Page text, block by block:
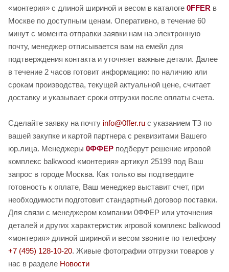
«монтерия» с длиной шириной и весом в каталоге 0FFER в
Москве по доступным ценам. Оперативно, в течение 60
минут с момента отправки заявки нам на электронную
почту, менеджер отписывается вам на емейл для
подтверждения контакта и уточняет важные детали. Далее
в течение 2 часов готовит информацию: по наличию или
срокам производства, текущей актуальной цене, считает
доставку и указывает сроки отгрузки после оплаты счета.
Сделайте заявку на почту info@0ffer.ru с указанием ТЗ по
вашей закупке и картой партнера с реквизитами Вашего
юр.лица. Менеджеры 0ФФЕР подберут решение игровой
комплекс balkwood «монтерия» артикул 25199 под Ваш
запрос в городе Москва. Как только вы подтвердите
готовность к оплате, Ваш менеджер выставит счет, при
необходимости подготовит стандартный договор поставки.
Для связи с менеджером компании 0ФФЕР или уточнения
деталей и других характеристик игровой комплекс balkwood
«монтерия» длиной шириной и весом звоните по телефону
+7 (495) 128-10-20. Живые фотографии отгрузки товаров у
нас в разделе Новости